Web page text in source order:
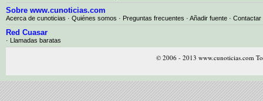
Sobre www.cunoticias.com
Acerca de cunoticias · Quiénes somos · Preguntas frecuentes · Añadir fuente · Contactar
Red Cuasar
· Llamadas baratas
© 2006 - 2013 www.cunoticias.com